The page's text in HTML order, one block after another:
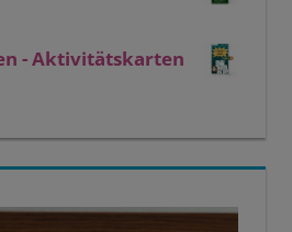
- Aktivitätskarten